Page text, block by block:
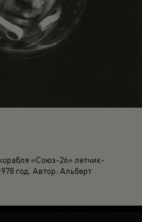
«Союз-26» летчик-
год. Автор: Альберт